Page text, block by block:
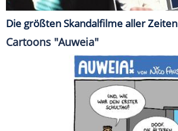
Die größten Skandalfilme aller Zeiten
Cartoons "Auweia"